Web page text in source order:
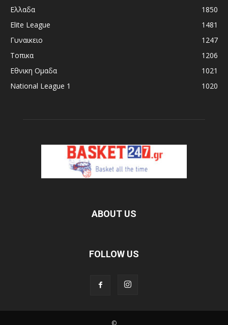
Ελλαδα
1850
Elite League
1481
Γυναικειο
1247
Τοπικα
1206
Εθνικη Ομαδα
1021
National League 1
1020
ABOUT US
FOLLOW US
©